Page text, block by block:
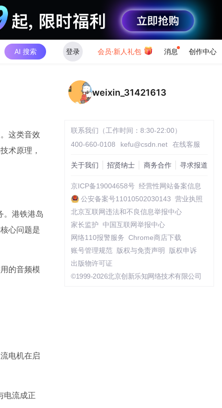
AI 搜索 登录 会员·新人礼包 消息 创作中心
这类音效
术原理，
。港铁港岛
心问题是
的音频模
电机在启
电流成正
weixin_31421613
联系我们（工作时间：8:30-22:00）
400-660-0108
kefu@csdn.net 在线客服
关于我们 招贤纳士 商务合作 寻求报道
京ICP备19004658号 经营性网站备案信息
公安备案号11010502030143 营业执照
北京互联网违法和不良信息举报中心
家长监护
中国互联网举报中心
网络110报警服务 Chrome商店下载
账号管理规范
版权与免责声明
版权申诉
出版物许可证
©1999-2026北京创新乐知网络技术有限公司